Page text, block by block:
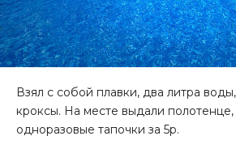
Взял с собой плавки, два литра
кроксы. На месте выдали полотенце,
одноразовые тапочки за 5р.